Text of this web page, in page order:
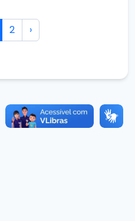
CHAPA PARA
DIRETORA DA
2 ›